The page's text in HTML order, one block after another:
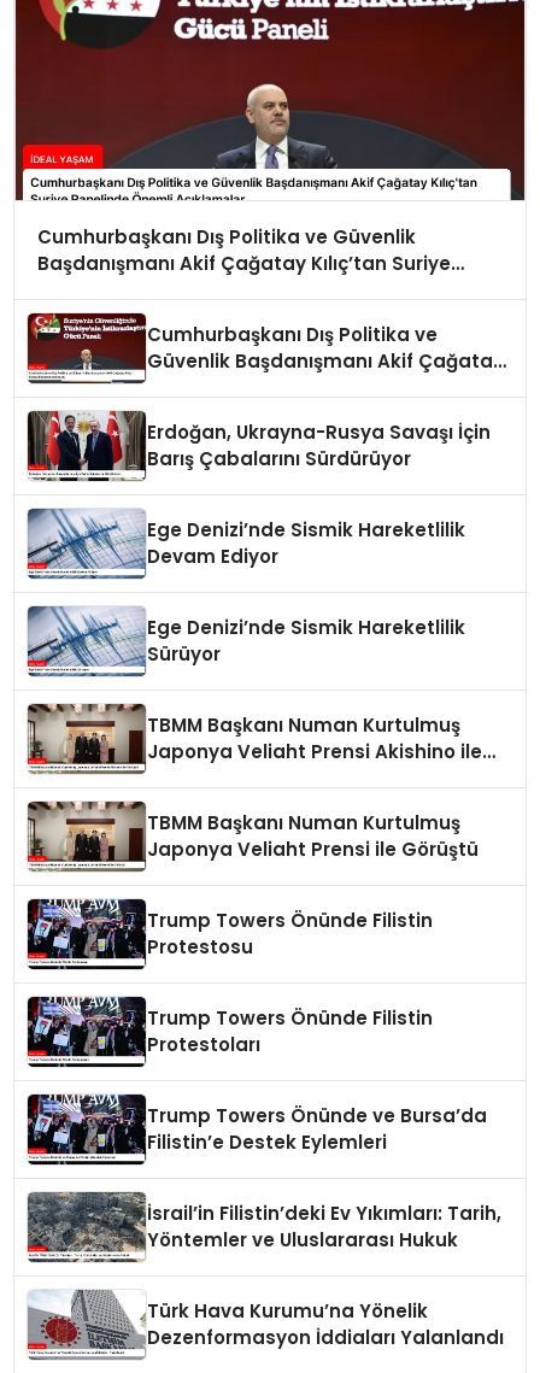
Cumhurbaşkanı Dış Politika ve Güvenlik
Başdanışmanı Akif Çağatay Kılıç’tan Suriye
Cumhurbaşkanı Dış Politika ve
Güvenlik Başdanışmanı Akif Çağatay
Erdoğan, Ukrayna-Rusya Savaşı İçin
Barış Çabalarını Sürdürüyor
Ege Denizi’nde Sismik Hareketlilik
Devam Ediyor
Ege Denizi’nde Sismik Hareketlilik
Sürüyor
TBMM Başkanı Numan Kurtulmuş
Japonya Veliaht Prensi Akishino ile
TBMM Başkanı Numan Kurtulmuş
Japonya Veliaht Prensi ile Görüştü
Trump Towers Önünde Filistin
Protestosu
Trump Towers Önünde Filistin
Protestoları
Trump Towers Önünde ve Bursa’da
Filistin’e Destek Eylemleri
İsrail’in Filistin’deki Ev Yıkımları: Tarih,
Yöntemler ve Uluslararası Hukuk
Türk Hava Kurumu’na Yönelik
Dezenformasyon İddiaları Yalanlandı